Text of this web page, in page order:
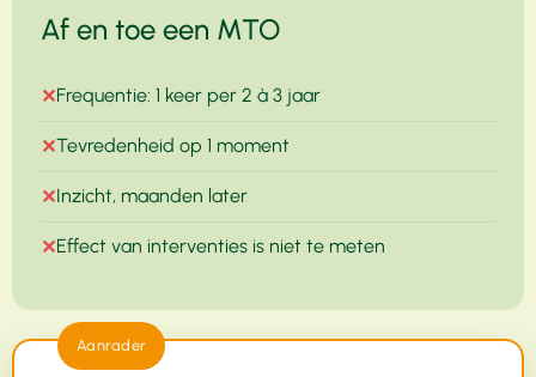
Af en toe een MTO
✕Frequentie: 1 keer per 2 à 3 jaar
✕Tevredenheid op 1 moment
✕Inzicht, maanden later
✕Effect van interventies is niet te meten
Aanrader